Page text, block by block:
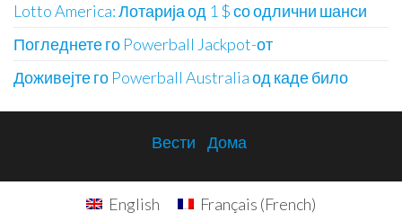
Lotto America: Лотарија од 1 $ со одлични шанси
Погледнете го Powerball Jackpot-от
Доживејте го Powerball Australia од каде било
Вести Дома
English Français (French)